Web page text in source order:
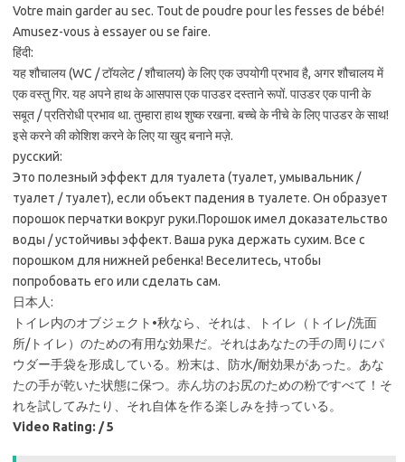
Votre main garder au sec. Tout de poudre pour les fesses de bébé!
Amusez-vous à essayer ou se faire.
हिंदी:
यह शौचालय (WC / टॉयलेट / शौचालय) के लिए एक उपयोगी प्रभाव है, अगर शौचालय में
एक वस्तु गिर. यह अपने हाथ के आसपास एक पाउडर दस्ताने रूपों. पाउडर एक पानी के
सबूत / प्रतिरोधी प्रभाव था. तुम्हारा हाथ शुष्क रखना. बच्चे के नीचे के लिए पाउडर के साथ!
इसे करने की कोशिश करने के लिए या खुद बनाने मज़े.
русский:
Это полезный эффект для туалета (туалет, умывальник /
туалет / туалет), если объект падения в туалете. Он образует
порошок перчатки вокруг руки.Порошок имел доказательство
воды / устойчивы эффект. Ваша рука держать сухим. Все с
порошком для нижней ребенка! Веселитесь, чтобы
попробовать его или сделать сам.
日本人:
トイレ内のオブジェクト•秋なら、それは、トイレ（トイレ/洗面
所/トイレ）のための有用な効果だ。それはあなたの手の周りにパ
ウダー手袋を形成している。粉末は、防水/耐効果があった。あな
たの手が乾いた状態に保つ。赤ん坊のお尻のための粉ですべて！そ
れを試してみたり、それ自体を作る楽しみを持っている。
Video Rating: / 5